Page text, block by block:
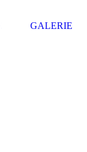
GALERIE